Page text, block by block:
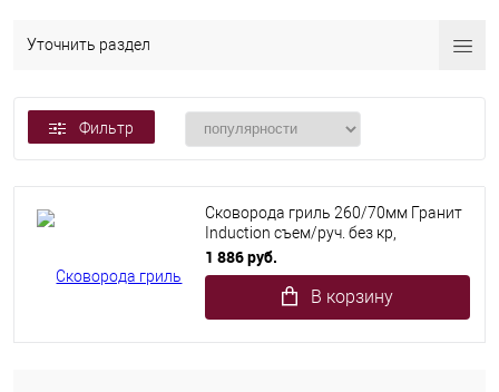
Уточнить раздел
Фильтр
Сковорода гриль 260/70мм Гранит
Induction съем/руч. без кр,
Исг2612аг
1 886 руб.
В корзину